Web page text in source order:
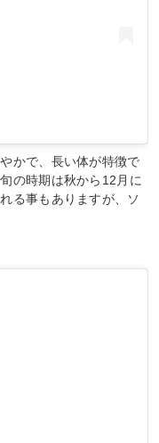
かで、長い体が特徴で
の時期は秋から12月に
る事もありますが、ソ